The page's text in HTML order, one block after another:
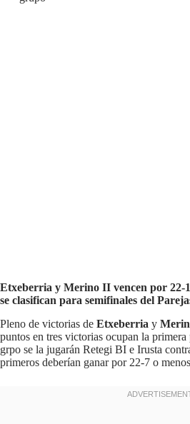
Etxeberria y Merino II vencen por 22-
se clasifican para semifinales del
Pleno de victorias de Etxeberria y
puntos en tres victorias ocupan la
grpo se la jugarán Retegi BI e Irusta
primeros deberían ganar por 22-7 o